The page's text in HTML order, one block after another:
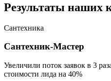
Результаты наших
Сантехника
Сантехник-Мастер
Увеличили поток заявок в 3
стоимости лида на 40%